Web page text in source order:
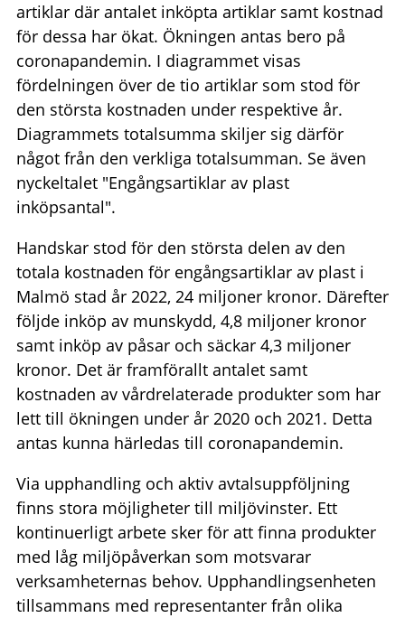
artiklar där antalet inköpta artiklar samt kostnad
för dessa har ökat. Ökningen antas bero på
coronapandemin. I diagrammet visas
fördelningen över de tio artiklar som stod för
den största kostnaden under respektive år.
Diagrammets totalsumma skiljer sig därför
något från den verkliga totalsumman. Se även
nyckeltalet "Engångsartiklar av plast
inköpsantal".
Handskar stod för den största delen av den
totala kostnaden för engångsartiklar av plast i
Malmö stad år 2022, 24 miljoner kronor. Därefter
följde inköp av munskydd, 4,8 miljoner kronor
samt inköp av påsar och säckar 4,3 miljoner
kronor. Det är framförallt antalet samt
kostnaden av vårdrelaterade produkter som har
lett till ökningen under år 2020 och 2021. Detta
antas kunna härledas till coronapandemin.
Via upphandling och aktiv avtalsuppföljning
finns stora möjligheter till miljövinster. Ett
kontinuerligt arbete sker för att finna produkter
med låg miljöpåverkan som motsvarar
verksamheternas behov. Upphandlingsenheten
tillsammans med representanter från olika